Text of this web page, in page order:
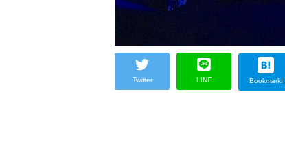
Twitter LINE Bookmark!